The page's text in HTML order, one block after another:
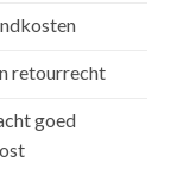
retourrecht
goed